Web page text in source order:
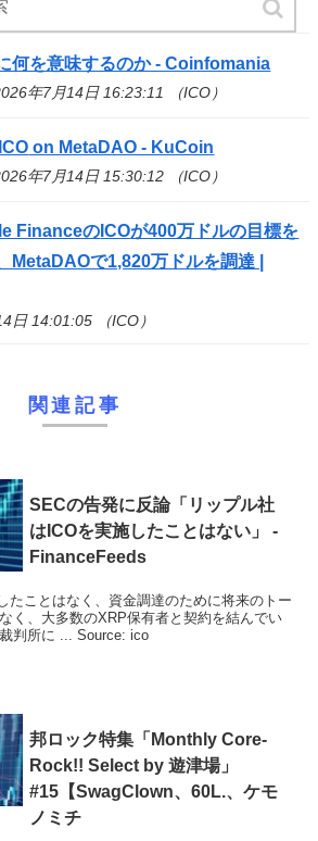
日 18:02:05 （ICO）
何を意味するのか - Coinfomania
年7月14日 16:23:11 （ICO）
ICO on MetaDAO - KuCoin
年7月14日 15:30:12 （ICO）
Financeの ICOが400万ドルの目標を
MetaDAOで1,820万ドルを調達 |
日 14:01:05 （ICO）
関連記事
SECの告発に反論「リップル社
は ICOを実施したことはない」 -
FinanceFeeds
たことはなく、資金調達のために将来のトー
く、大多数のXRP保有者と契約を結んでい
判所に ... Source: ico
邦ロック特集「Monthly Core-
Rock!! Select by 遊津場」
#15【SwagClown、60L.、ケモ
ノミチ